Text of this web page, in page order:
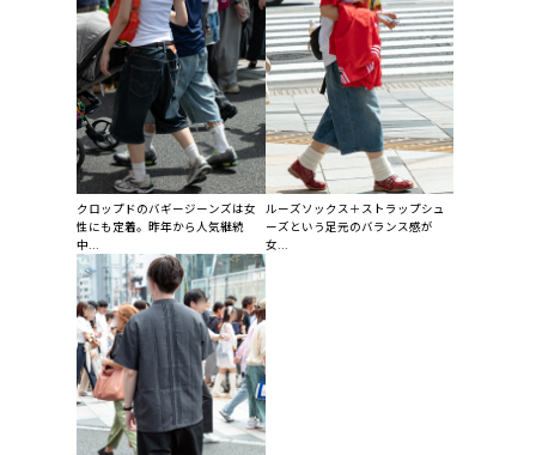
クロップドのバギージーンズは女
性にも定着。昨年から人気継続
中...
ルーズソックス＋ストラップシュ
ーズという足元のバランス感が
女...